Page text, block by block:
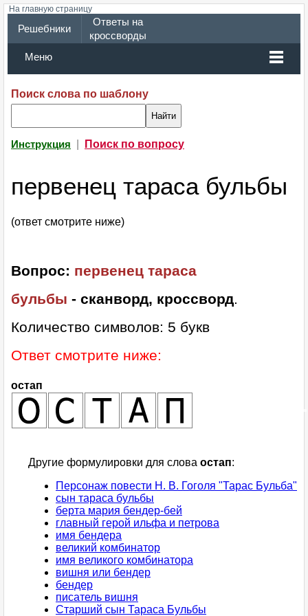
На главную страницу
Решебники
Ответы на
кроссворды
Меню
Поиск слова по шаблону
Инструкция Поиск по вопросу
первенец тараса бульбы
(ответ смотрите ниже)
Вопрос: первенец тараса
бульбы - сканворд, кроссворд.
Количество символов: 5 букв
Ответ смотрите ниже:
остап
Другие формулировки для слова остап:
Персонаж повести Н. В. Гоголя "Тарас Бульба"
сын тараса бульбы
берта мария бендер-бей
главный герой ильфа и петрова
имя бендера
великий комбинатор
имя великого комбинатора
вишня или бендер
бендер
писатель вишня
Старший сын Тараса Бульбы